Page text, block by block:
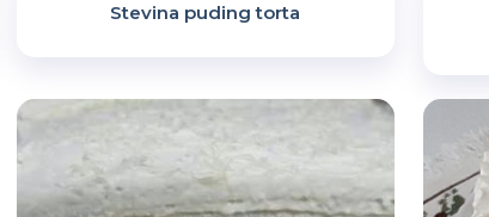
Stevina puding torta